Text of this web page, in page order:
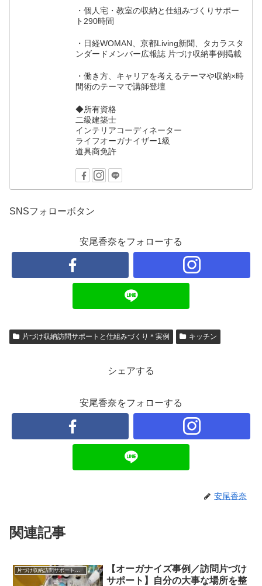
・個人宅・教室の収納と仕組みづくりサポー
ト290時間
・日経WOMAN、京都Living新聞、タカラスタ
ンダードメンバー広報誌 片づけ収納事例掲載
・働き方、キャリアを考えるテーマや収納×時
間術のテーマで講師登壇
◆所有資格
二級建築士
インテリアコーディネーター
ライフオーガナイザー1級
道具商免許
SNSフォローボタン
安尾香奈をフォローする
片づけ収納訪問サポートと仕組みづくり＊実例 キッチン
シェアする
安尾香奈をフォローする
安尾香奈
関連記事
片づけ収納訪問サポートと仕組みづくり＊実例
【オーガナイズ事例／訪問片づけ
サポート】自分の大事な場所を整